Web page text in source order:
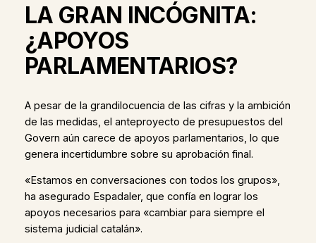
LA GRAN INCÓGNITA:
¿APOYOS
PARLAMENTARIOS?
A pesar de la grandilocuencia de las cifras y la ambición
de las medidas, el anteproyecto de presupuestos del
Govern aún carece de apoyos parlamentarios, lo que
genera incertidumbre sobre su aprobación final.
«Estamos en conversaciones con todos los grupos»,
ha asegurado Espadaler, que confía en lograr los
apoyos necesarios para «cambiar para siempre el
sistema judicial catalán».